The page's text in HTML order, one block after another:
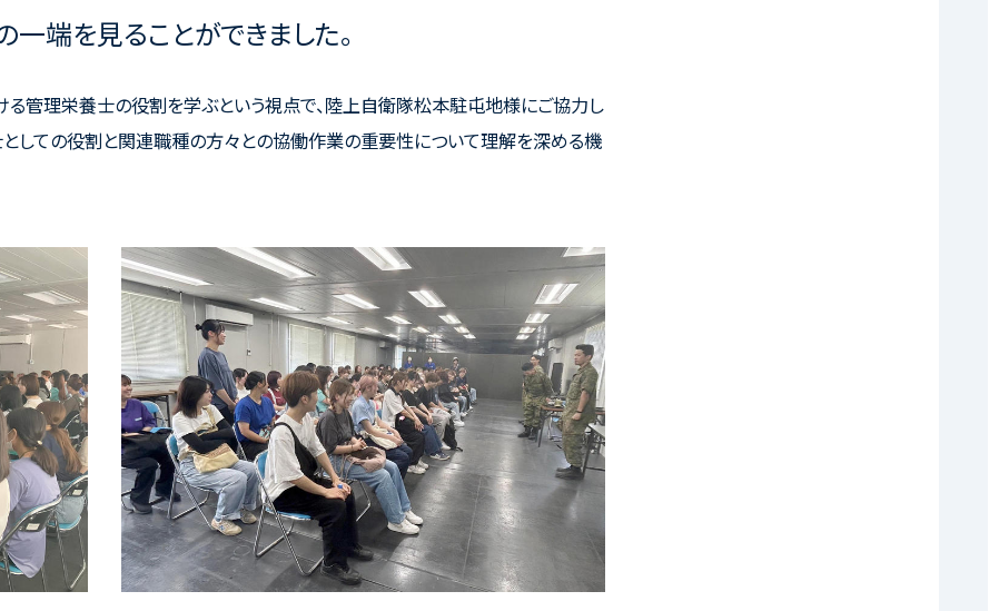
端を見ることができました。
る管理栄養士の役割を学ぶという視点で、陸上自衛隊松本駐屯地様にご協力し
しての役割と関連職種の方々との協働作業の重要性について理解を深める機